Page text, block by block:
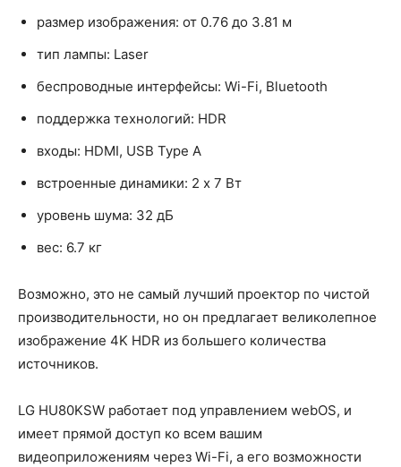
размер изображения: от 0.76 до 3.81 м
тип лампы: Laser
беспроводные интерфейсы: Wi-Fi, Bluetooth
поддержка технологий: HDR
входы: HDMI, USB Type A
встроенные динамики: 2 x 7 Вт
уровень шума: 32 дБ
вес: 6.7 кг
Возможно, это не самый лучший проектор по чистой
производительности, но он предлагает великолепное
изображение 4K HDR из большего количества
источников.
LG HU80KSW работает под управлением webOS, и
имеет прямой доступ ко всем вашим
видеоприложениям через Wi-Fi, а его возможности